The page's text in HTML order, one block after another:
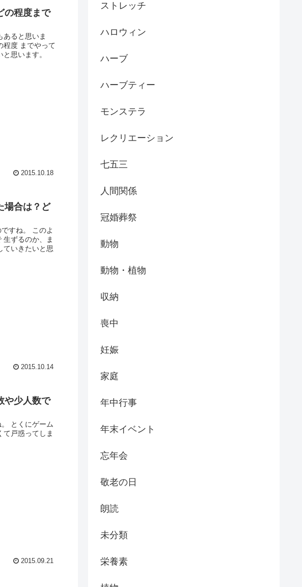
の程度まで
あると思いま
程度 までやって
思います。
2015.10.18
場合は？ど
すね。 このよ
生ずるのか、ま
ていきたいと思
2015.10.14
や少人数で
とくにゲーム
て戸惑ってしま
2015.09.21
ストレッチ
ハロウィン
ハーブ
ハーブティー
モンステラ
レクリエーション
七五三
人間関係
冠婚葬祭
動物
動物・植物
収納
喪中
妊娠
家庭
年中行事
年末イベント
忘年会
敬老の日
朗読
未分類
栄養素